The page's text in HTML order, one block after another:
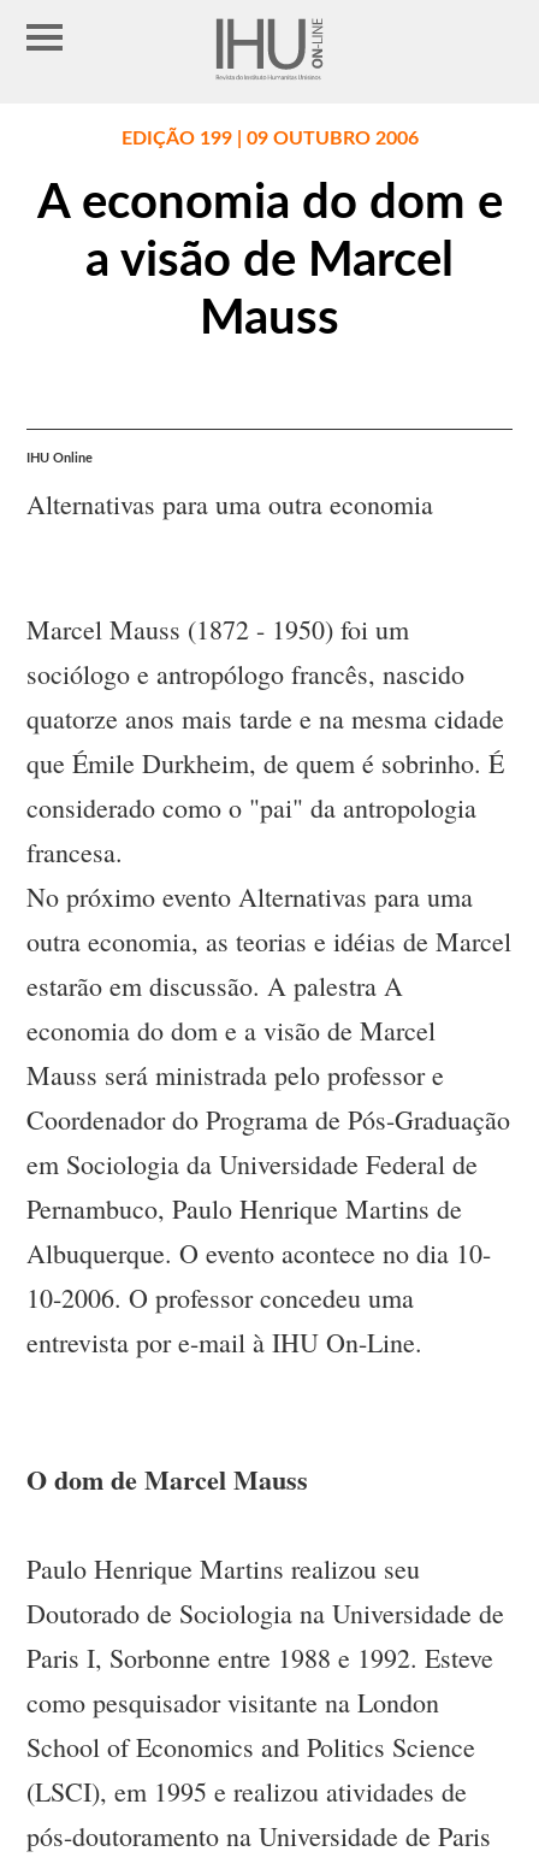
EDIÇÃO 199 | 09 OUTUBRO 2006
A economia do dom e
a visão de Marcel
Mauss
IHU Online
Alternativas para uma outra economia
Marcel Mauss (1872 - 1950) foi um
sociólogo e antropólogo francês, nascido
quatorze anos mais tarde e na mesma cidade
que Émile Durkheim, de quem é sobrinho. É
considerado como o "pai" da antropologia
francesa.
No próximo evento Alternativas para uma
outra economia, as teorias e idéias de Marcel
estarão em discussão. A palestra A
economia do dom e a visão de Marcel
Mauss será ministrada pelo professor e
Coordenador do Programa de Pós-Graduação
em Sociologia da Universidade Federal de
Pernambuco, Paulo Henrique Martins de
Albuquerque. O evento acontece no dia 10-
10-2006. O professor concedeu uma
entrevista por e-mail à IHU On-Line.
O dom de Marcel Mauss
Paulo Henrique Martins realizou seu
Doutorado de Sociologia na Universidade de
Paris I, Sorbonne entre 1988 e 1992. Esteve
como pesquisador visitante na London
School of Economics and Politics Science
(LSCI), em 1995 e realizou atividades de
pós-doutoramento na Universidade de Paris